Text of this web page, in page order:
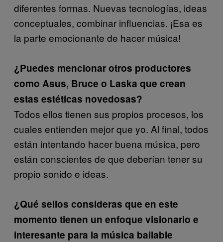
diferentes formas. Nuevas tecnologías, ideas
conceptuales, combinar influencias. ¡Esa es
la parte emocionante de hacer música!
¿Puedes mencionar otros productores
como Asus, Bruce o Laska que crean
estas estéticas novedosas?
Todos ellos tienen sus propios procesos, los
cuales entienden mejor que yo. Al final, todos
están intentando hacer buena música, pero
están conscientes de que deberían tener su
propio sonido e ideas.
¿Qué sellos consideras que en este
momento tienen un enfoque visionario e
interesante para la música bailable